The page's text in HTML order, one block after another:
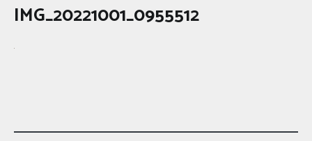
IMG_20221001_0955512